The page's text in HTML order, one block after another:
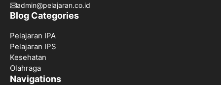
admin@pelajaran.co.id
Blog Categories
Pelajaran IPA
Pelajaran IPS
Kesehatan
Olahraga
Navigations